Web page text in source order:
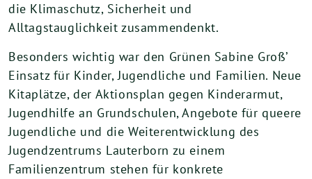
die Klimaschutz, Sicherheit und
Alltagstauglichkeit zusammendenkt.
Besonders wichtig war den Grünen Sabine Groß’
Einsatz für Kinder, Jugendliche und Familien. Neue
Kitaplätze, der Aktionsplan gegen Kinderarmut,
Jugendhilfe an Grundschulen, Angebote für queere
Jugendliche und die Weiterentwicklung des
Jugendzentrums Lauterborn zu einem
Familienzentrum stehen für konkrete